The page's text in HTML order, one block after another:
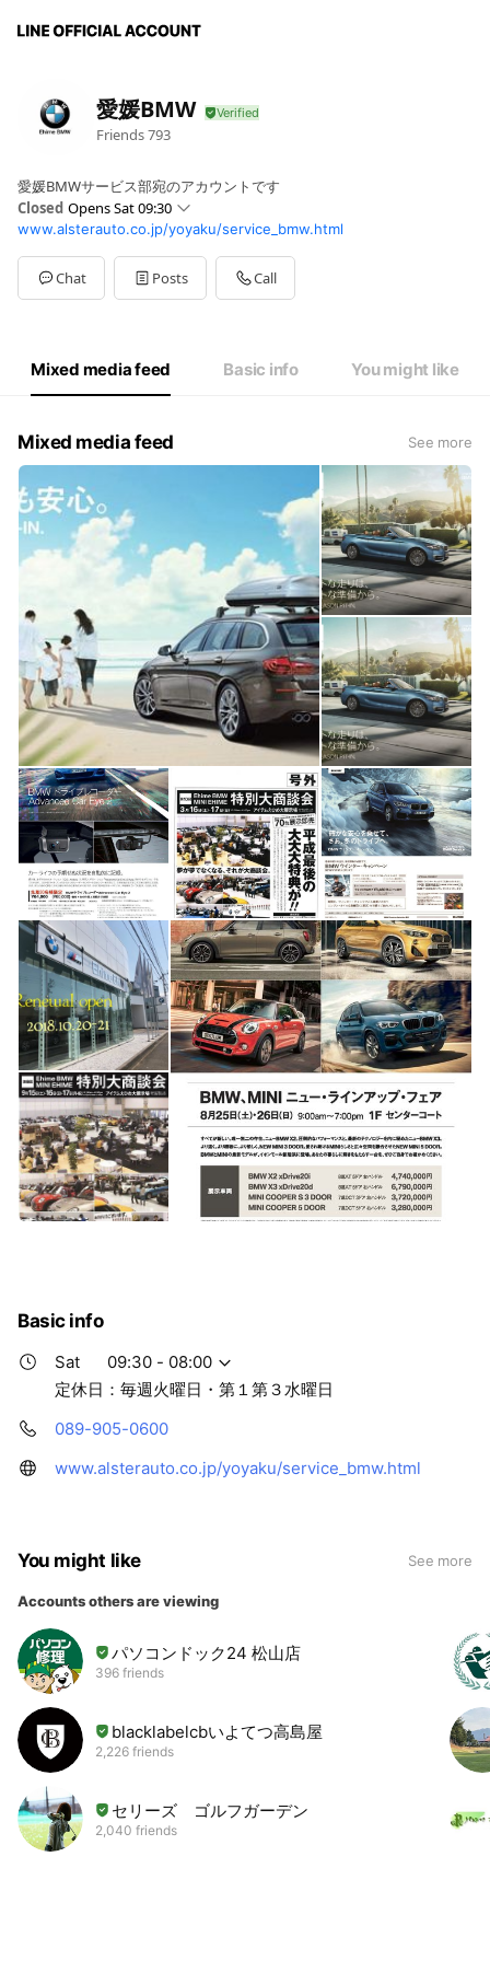
愛媛BMW
Friends793
愛媛BMWサービス部宛のアカウントです
Closed Opens Sat 09:30
Sun09:30 - 08:00
Mon09:30 - 08:00
Tue09:30 - 08:00
Wed09:30 - 08:00
09:30 - 08:00
定休日：毎週火曜日・第１第３水曜日
www.alsterauto.co.jp/yoyaku/service_bmw.html
Chat Posts Call
Mixed media feed Basic info You might like
Mixed media feed See more
Basic info
Sat
09:30 - 08:00
定休日：毎週火曜日・第１第３水曜日
089-905-0600
www.alsterauto.co.jp/yoyaku/service_bmw.html
You might like See more
Accounts others are viewing
パソコンドック24 松山店
396 friends
blacklabelcbいよてつ高島屋
2,226 friends
セリーズ ゴルフガーデン
2,040 friends